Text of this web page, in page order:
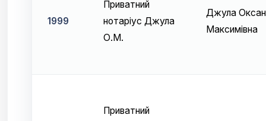
1999
Приватний
нотаріус Джула
О.М.
Джула
Максимівна
Приватний